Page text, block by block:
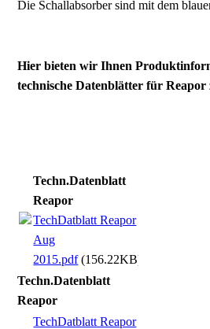
Die Schallabsorber sind mit dem
Hier bieten wir Ihnen
technische Datenblätter für
Techn.Datenblatt
Reapor
TechDatblatt Reapor
Aug
2015.pdf(156.22KB)
Techn.Datenblatt
Reapor
TechDatblatt Reapor